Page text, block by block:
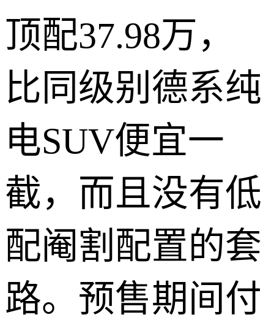
顶配37.98万，
比同级别德系纯
电SUV便宜一
截，而且没有低
配阉割配置的套
路。预售期间付